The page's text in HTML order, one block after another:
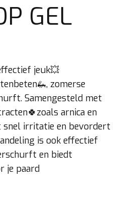
GEL
jeuk💥
zomerse
Samengesteld met
arnica en
snel irritatie en bevordert
is ook effectief
en biedt
je paard